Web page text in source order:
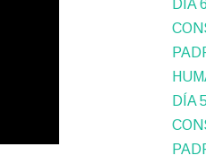
DÍA
DÍA